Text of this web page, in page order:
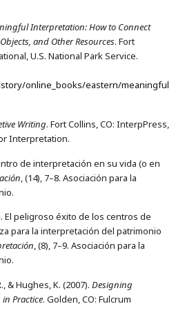
Interpretation: How to Connect
and Other Resources. Fort
U.S. National Park Service.
online_books/eastern/meaningful
Writing. Fort Collins, CO: InterpPress,
Interpretation.
de interpretación en su vida (o en
, (14), 7–8. Asociación para la
El peligroso éxito de los centros de
para la interpretación del patrimonio
, (8), 7–9. Asociación para la
& Hughes, K. (2007). Designing
Practice. Golden, CO: Fulcrum